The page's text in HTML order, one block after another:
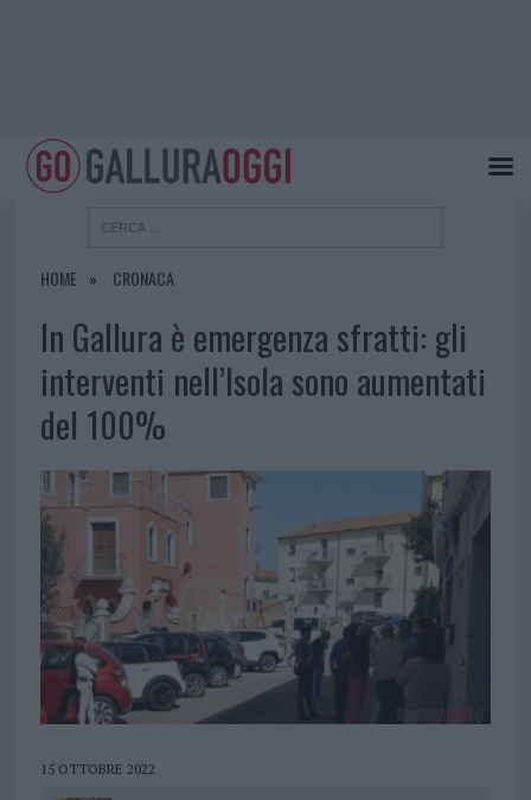
HOME CRONACA
In Gallura è emergenza sfratti: gli
interventi nell’Isola sono aumentati
del 100%
15 OTTOBRE 2022